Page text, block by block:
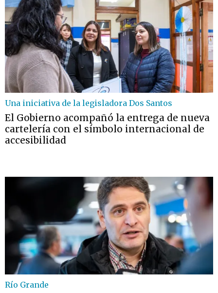
Una iniciativa de la legisladora Dos Santos
El Gobierno acompañó la entrega de nueva
cartelería con el símbolo internacional de
accesibilidad
Río Grande